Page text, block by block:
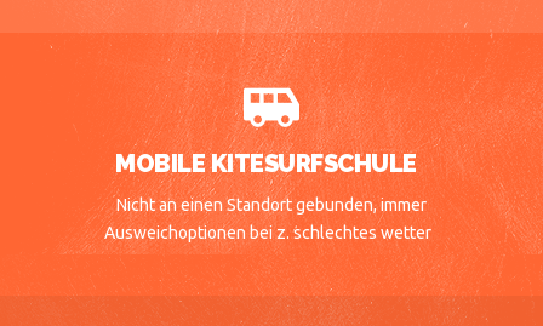
MOBILE KITESURFSCHULE
Nicht an einen Standort gebunden, immer
Ausweichoptionen bei z. schlechtes wetter